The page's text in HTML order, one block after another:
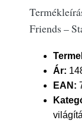
Friends –
Ár:
EAN: